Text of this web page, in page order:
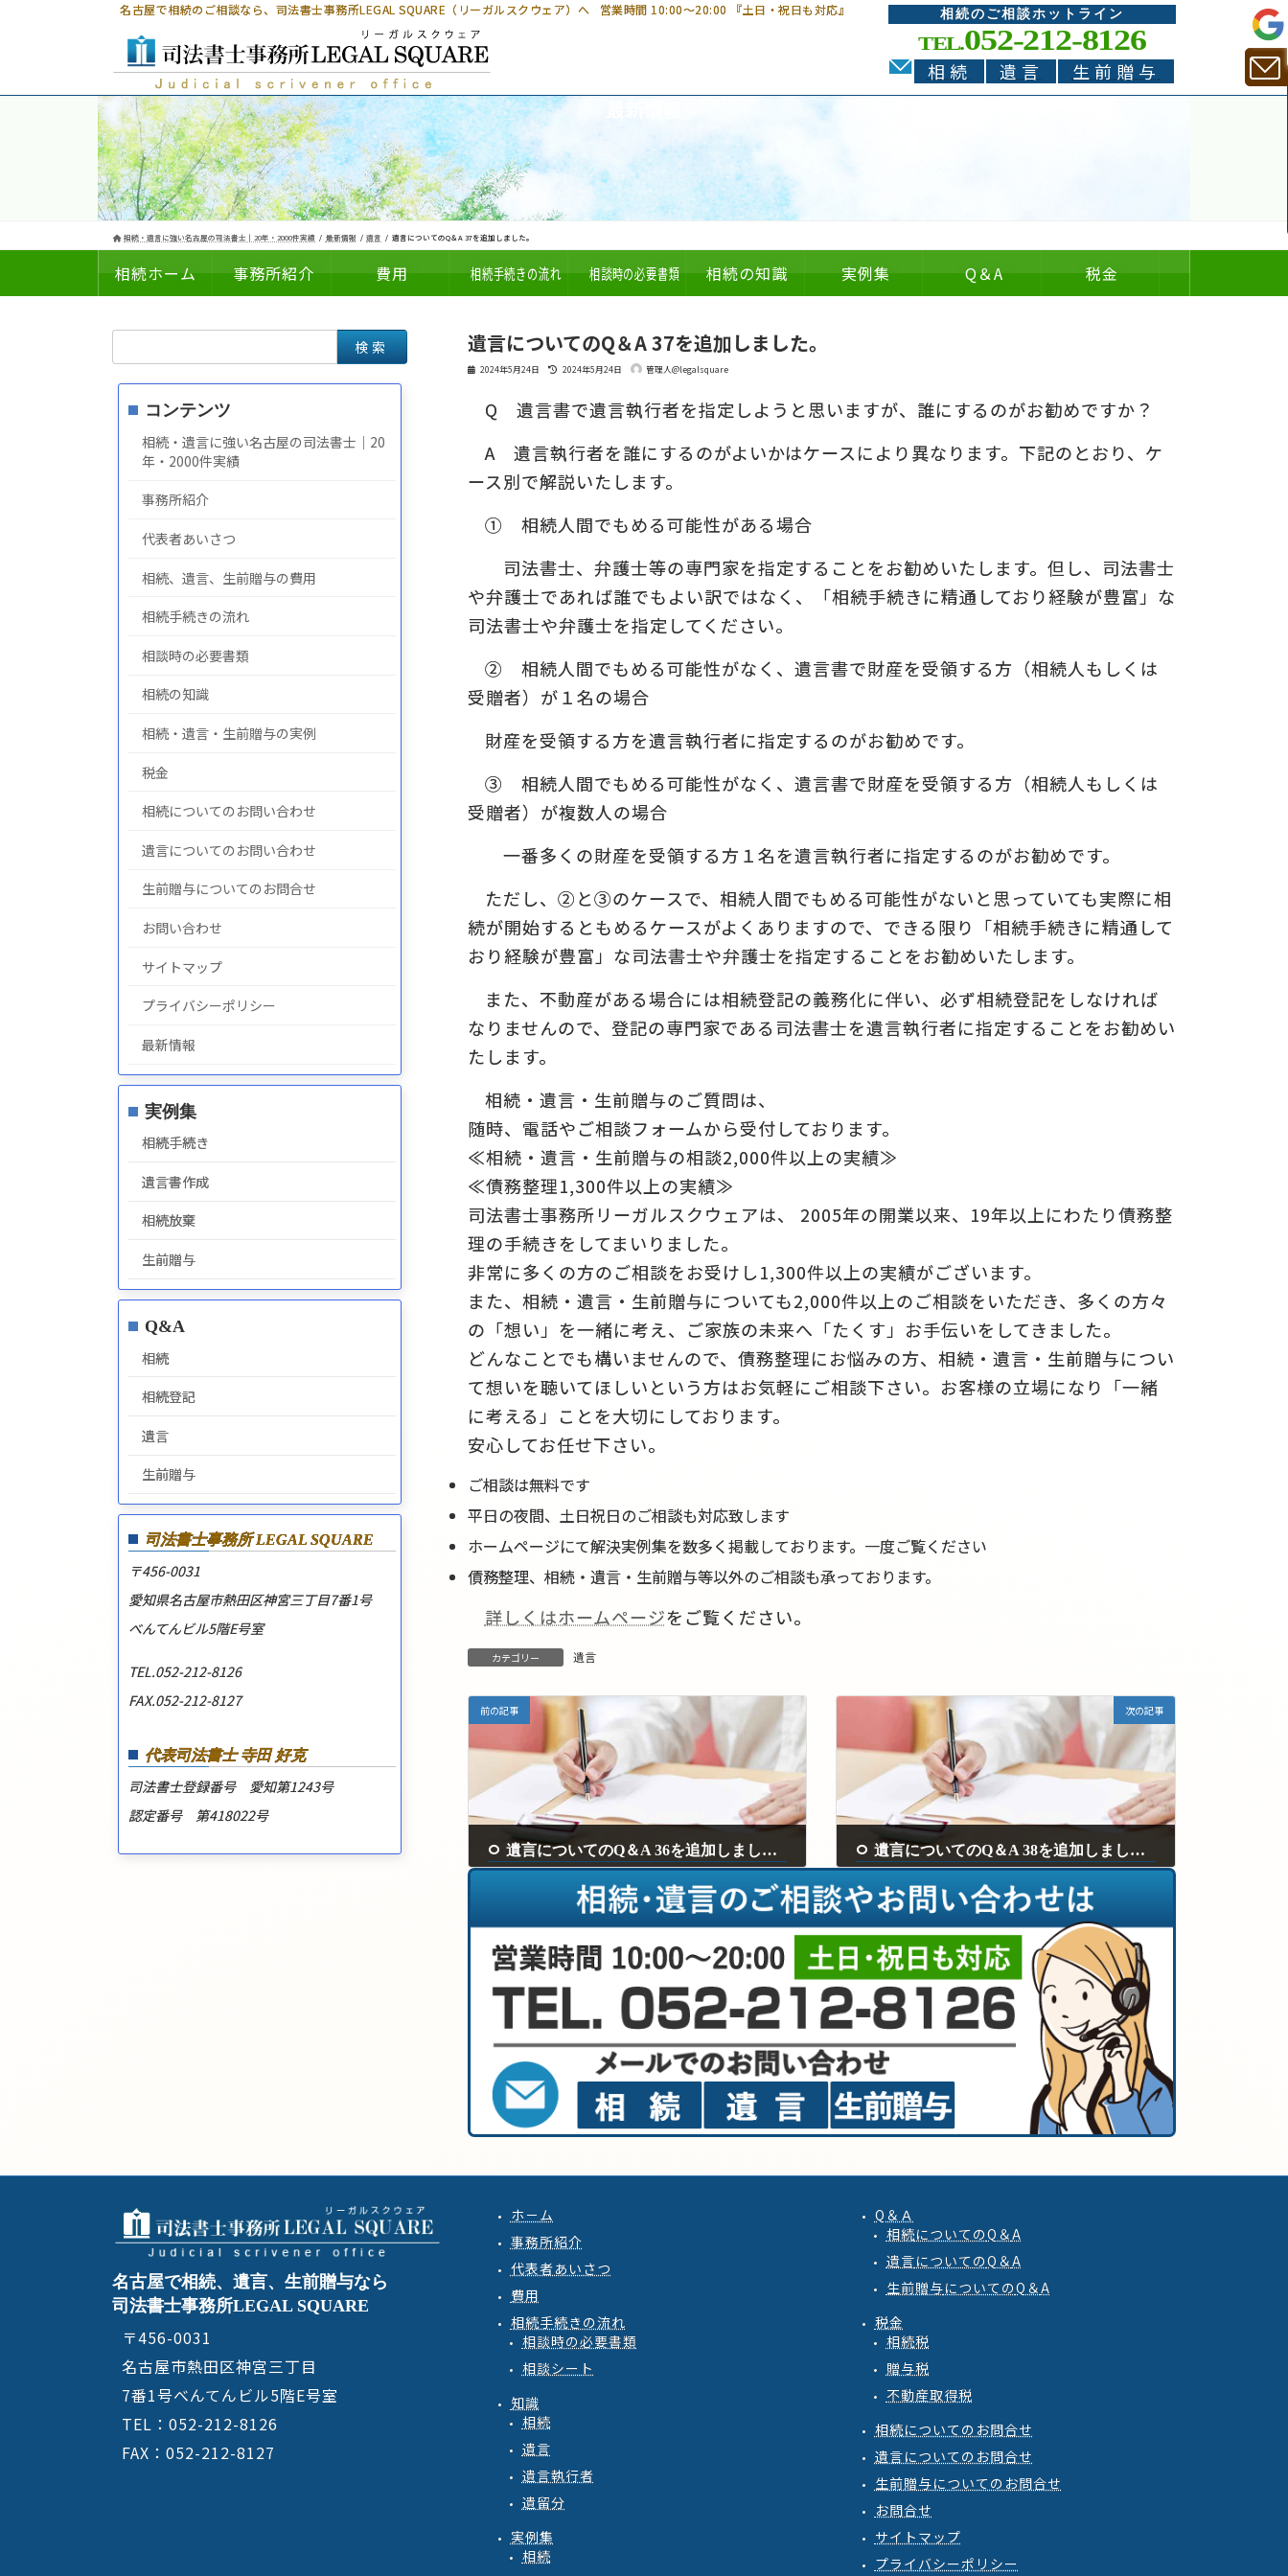
名古屋で相続のご相談なら、 司法書士事務所LEGAL SQUARE（リーガルスクウェア）へ営業時間 10:00～20:00 『土日・祝日も対応』 相続のご相談ホットライン
TEL.052-212-8126
相続 遺言 生前贈与
相続・遺言に強い名古屋の司法書士｜20年・2000件実績 最新情報 遺言 遺言についてのQ＆A 37を追加しました。
相続ホーム 事務所紹介 費用 相続手続きの流れ 相談時の必要書類 相続の知識
についての
実例集
の
Q＆A 税金
遺言についてのQ＆A 37を追加しました。
2024年5月24日
最
新
日
2024年5月24日 管理人@legalsquare
Q 遺言書で遺言執行者を指定しようと思いますが、誰にするのがお勧めですか？
A 遺言執行者を誰にするのがよいかはケースにより異なります。下記のとおり、ケ
ース別で解説いたします。
① 相続人間でもめる可能性がある場合
司法書士、弁護士等の専門家を指定することをお勧めいたします。但し、司法書士
や弁護士であれば誰でもよい訳ではなく、「相続手続きに精通しており経験が豊富」な
司法書士や弁護士を指定してください。
② 相続人間でもめる可能性がなく、遺言書で財産を受領する方（相続人もしくは
受贈者）が１名の場合
財産を受領する方を遺言執行者に指定するのがお勧めです。
③ 相続人間でもめる可能性がなく、遺言書で財産を受領する方（相続人もしくは
受贈者）が複数人の場合
一番多くの財産を受領する方１名を遺言執行者に指定するのがお勧めです。
ただし、②と③のケースで、相続人間でもめる可能性がないと思っていても実際に相
続が開始するともめるケースがよくありますので、できる限り「相続手続きに精通して
おり経験が豊富」な司法書士や弁護士を指定することをお勧めいたします。
また、不動産がある場合には相続登記の義務化に伴い、必ず相続登記をしなければ
なりませんので、登記の専門家である司法書士を遺言執行者に指定することをお勧めい
たします。
相続・遺言・生前贈与のご質問は、
随時、電話やご相談フォームから受付しております。
≪相続・遺言・生前贈与の相談2,000件以上の実績≫
≪債務整理1,300件以上の実績≫
司法書士事務所リーガルスクウェアは、 2005年の開業以来、19年以上にわたり債務整
理の手続きをしてまいりました。
非常に多くの方のご相談をお受けし1,300件以上の実績がございます。
また、相続・遺言・生前贈与についても2,000件以上のご相談をいただき、多くの方々
の「想い」を一緒に考え、ご家族の未来へ「たくす」お手伝いをしてきました。
どんなことでも構いませんので、債務整理にお悩みの方、相続・遺言・生前贈与につい
て想いを聴いてほしいという方はお気軽にご相談下さい。お客様の立場になり「一緒
に考える」ことを大切にしております。
安心してお任せ下さい。
ご相談は無料です
平日の夜間、土日祝日のご相談も対応致します
ホームページにて解決実例集を数多く掲載しております。一度ご覧ください
債務整理、相続・遺言・生前贈与等以外のご相談も承っております。
詳しくはホームページをご覧ください。
カテゴリー 遺言
前の記事
遺言についてのQ＆A 36を追加しました。
次の記事
遺言についてのQ＆A 38を追加しました。
2024年5月26日
索:
コンテンツ
相続・遺言に強い名古屋の司法書士｜20
年・2000件実績
事務所紹介
代表者あいさつ
相続、遺言、生前贈与の費用
相続手続きの流れ
相談時の必要書類
相続の知識
相続・遺言・生前贈与の実例
税金
相続についてのお問い合わせ
遺言についてのお問い合わせ
生前贈与についてのお問合せ
お問い合わせ
サイトマップ
プライバシーポリシー
最新情報
実例集
相続手続き
遺言書作成
相続放棄
生前贈与
Q&A
相続
相続登記
遺言
生前贈与
司法書士事務所LEGAL SQUARE
〒456-0031
愛知県名古屋市熱田区神宮三丁目7番1号
べんてんビル5階E号室
TEL.052-212-8126
FAX.052-212-8127
代表司法書士 寺田 好克
司法書士登録番号 愛知第1243号
認定番号 第418022号
名古屋で相続、遺言、生前贈与なら
司法書士事務所LEGAL SQUARE
〒456-0031
名古屋市熱田区神宮三丁目
7番1号べんてんビル5階E号室
TEL：052-212-8126
FAX：052-212-8127
ホ－ム
事務所紹介
代表者あいさつ
費用
相続手続きの流れ
相談時の必要書類
相談シート
知識
相続
遺言
遺言執行者
遺留分
実例集
相続
Q＆Ａ
相続についてのQ ＆A
遺言についてのQ ＆A
生前贈与についてのQ ＆A
税金
相続税
贈与税
不動産取得税
相続についてのお問合せ
遺言についてのお問合せ
生前贈与についてのお問合せ
お問合せ
サイトマップ
プライバシーポリシー